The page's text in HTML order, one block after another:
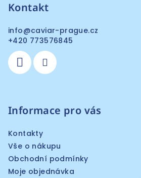
Kontakt
info@caviar-prague.cz
+420 773576845
Informace pro vás
Kontakty
Vše o nákupu
Obchodní podmínky
Moje objednávka